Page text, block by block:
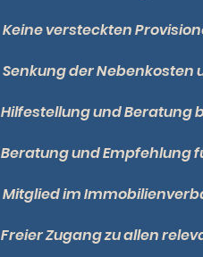
Keine versteckten
Senkung der Nebenkosten
Hilfestellung und Beratung
Beratung und
Mitglied im
Freier Zugang zu allen